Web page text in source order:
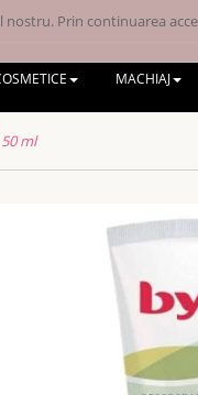
MACHIAJ
ml
Prin continuarea